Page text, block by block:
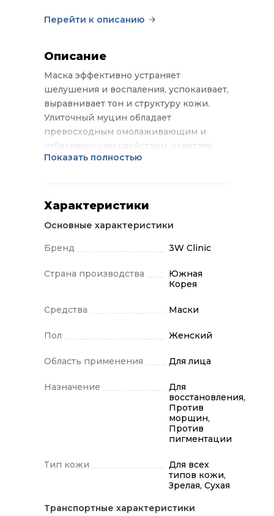
Перейти к описанию
Описание
Маска эффективно устраняет
шелушения и воспаления, успокаивает,
выравнивает тон и структуру кожи.
Улиточный муцин обладает
превосходным омолаживающим и
отбеливающим свойством, осветляя
пигментацию различного
заживления, оказывает
связывая на поверхности кожи работу
бактерий и препятствуя их
пор, рассасыванию застойных пятен,
шрамов, рубцов и следов постакне.
за полчаса до сна, равномерно
Показать полностью
Характеристики
Основные характеристики
Бренд 3W Clinic
Страна производства
Южная
Корея
Средства Маски
Пол Женский
Область применения Для лица
Назначение
Для
восстановления,
Против
морщин,
Против
пигментации
Тип кожи
Для всех
типов кожи,
Зрелая, Сухая
Транспортные характеристики